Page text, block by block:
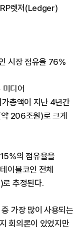
렛저(Ledger)
시장 점유율 76%
디어
총액이 지난 4년간
206조원)로 크게
의 점유율을
이블코인 전체
추정된다.
가장 많이 사용되는
회의론이 있었지만